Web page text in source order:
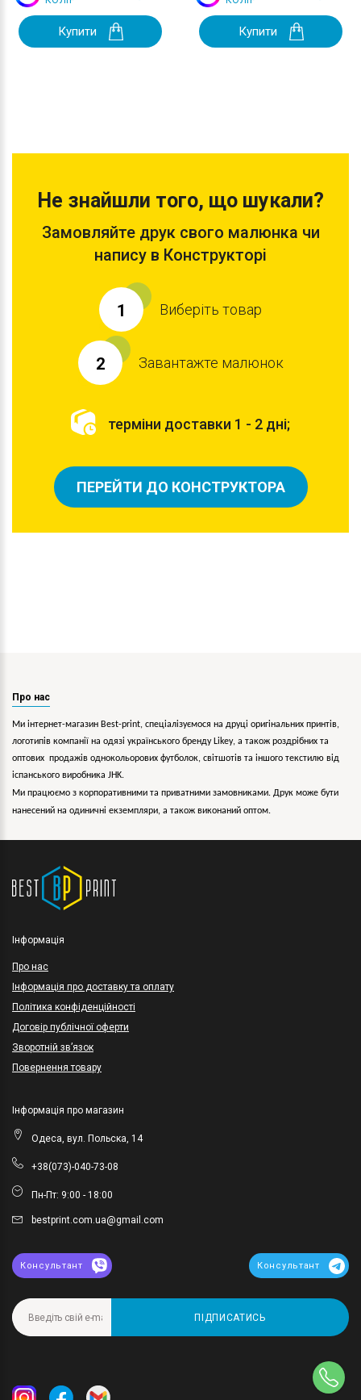
Купити Купити
Не знайшли того, що шукали?
Замовляйте друк свого малюнка чи
напису в Конструкторі
1 Виберіть товар
2 Завантажте малюнок
терміни доставки 1 - 2 дні;
ПЕРЕЙТИ ДО КОНСТРУКТОРА
Про нас
Ми інтернет-магазин Best-print, спеціалізуємося на друці оригінальних принтів,
логотипів компанії на одязі українського бренду Likey, а також роздрібних та
оптових продажів однокольорових футболок, світшотів та іншого текстилю від
іспанського виробника JHK.
Ми працюємо з корпоративними та приватними замовниками. Друк може бути
нанесений на одиничні екземпляри, а також виконаний оптом.
Інформація
Про нас
Інформація про доставку та оплату
Політика конфіденційності
Договір публічної оферти
Зворотній зв’язок
Повернення товару
Інформація про магазин
Одеса, вул. Польска, 14
+38(073)-040-73-08
Пн-Пт: 9:00 - 18:00
bestprint.com.ua@gmail.com
Консультант Консультант
ПІДПИСАТИСЬ